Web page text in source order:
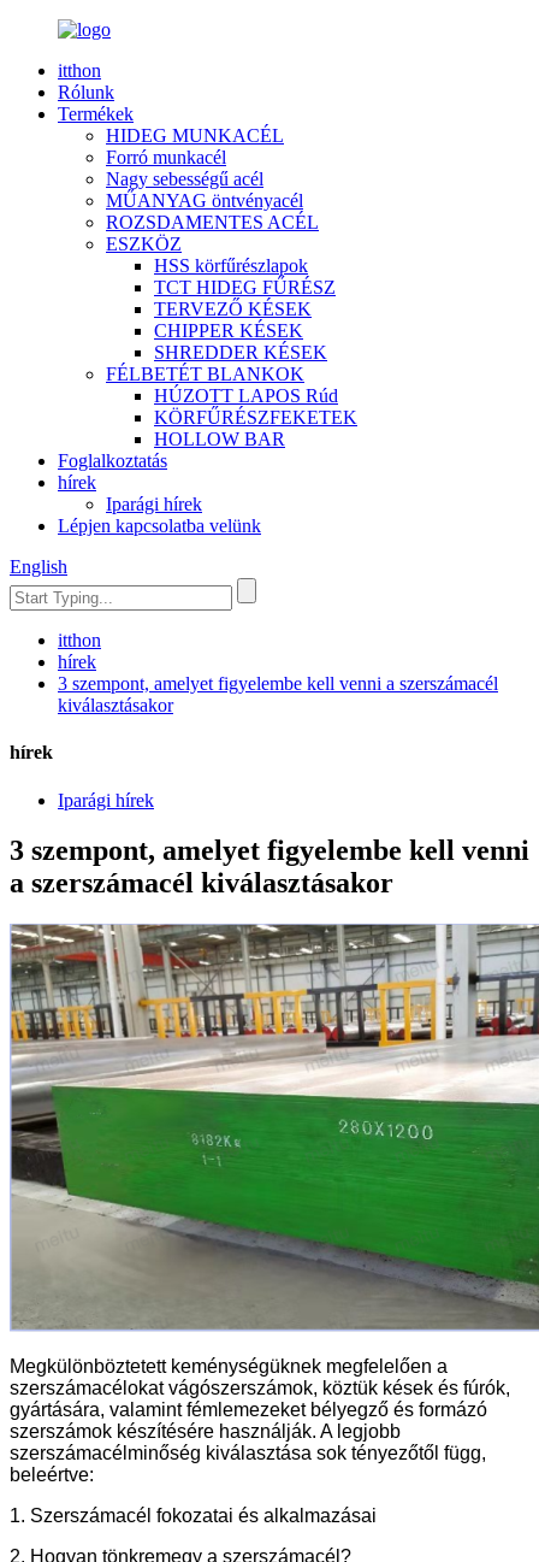
itthon
Rólunk
Termékek
HIDEG MUNKACÉL
Forró munkacél
Nagy sebességű acél
MŰANYAG öntvényacél
ROZSDAMENTES ACÉL
ESZKÖZ
HSS körfűrészlapok
TCT HIDEG FŰRÉSZ
TERVEZŐ KÉSEK
CHIPPER KÉSEK
SHREDDER KÉSEK
FÉLBETÉT BLANKOK
HÚZOTT LAPOS Rúd
KÖRFŰRÉSZFEKETEK
HOLLOW BAR
Foglalkoztatás
hírek
Iparági hírek
Lépjen kapcsolatba velünk
English
itthon
hírek
3 szempont, amelyet figyelembe kell venni a szerszámacél
kiválasztásakor
hírek
Iparági hírek
3 szempont, amelyet figyelembe kell venni
a szerszámacél kiválasztásakor
Megkülönböztetett keménységüknek megfelelően a
szerszámacélokat vágószerszámok, köztük kések és fúrók,
gyártására, valamint fémlemezeket bélyegző és formázó
szerszámok készítésére használják. A legjobb
szerszámacélminőség kiválasztása sok tényezőtől függ,
beleértve:
1. Szerszámacél fokozatai és alkalmazásai
2. Hogyan tönkremegy a szerszámacél?